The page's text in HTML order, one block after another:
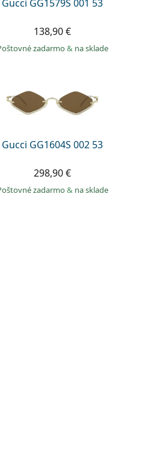
Gucci GG1579S 001 53
138,90 €
zadarmo& na sklade
Gucci GG1604S 002 53
298,90 €
zadarmo& na sklade